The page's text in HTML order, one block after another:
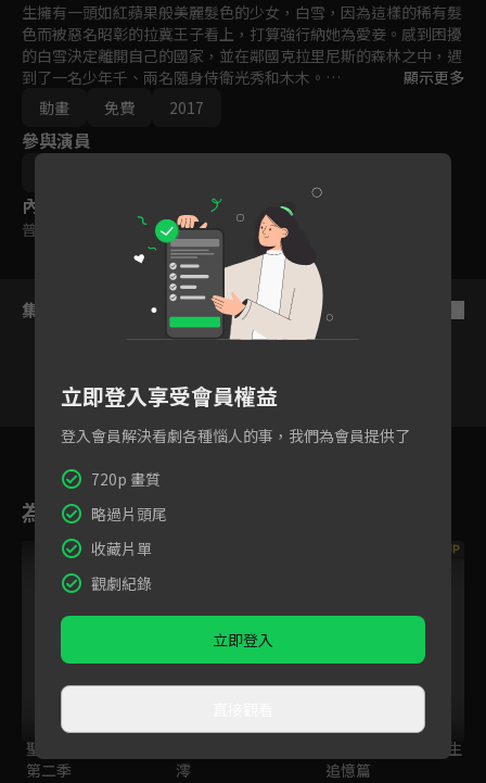
生擁有一頭如紅蘋果般美麗髮色的少女，白雪，因為這樣的稀有髮
色而被惡名昭彰的拉冀王子看上，打算強行納她為愛妾。感到困擾
的白雪決定離開自己的國家，並在鄰國克拉里尼斯的森林之中，遇
到了一名少年千、兩名隨身侍衛光秀和木木。
在千的協助下，順利解決與拉冀王子有關的問題後，白雪決定在克
拉里尼斯王國留下來，以成為一名宮廷藥劑師為目標而努力著，也
希望將來能夠待在千的身側繼續協助他，並通過自己的能力踏入王
宮。
顯示更多
動畫
免費 2017
參與演員
內容標籤
普遍級
集數列表
10 11 12 13 14
為您推薦
聖女魔力無所不能
第二季
澪
VIP
魔法科高中的劣等生
追憶篇
立即登入享受會員權益
登入會員解決看劇各種惱人的事，我們為會員提供了
720p 畫質
略過片頭尾
收藏片單
觀劇紀錄
立即登入